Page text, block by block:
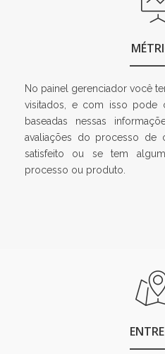
No painel gerenciador você
visitados, e com isso pode
baseadas nessas
avaliações do processo de
satisfeito ou se tem
processo ou produto.